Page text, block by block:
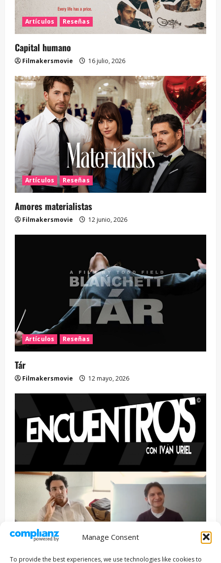
Manage Consent
To provide the best experiences, we use technologies like cookies to
Artículos Reseñas
Capital humano
Filmakersmovie 16 julio, 2026
Artículos Reseñas
Amores materialistas
Filmakersmovie 12 junio, 2026
Artículos Reseñas
Tár
Filmakersmovie 12 mayo, 2026
Entrevista Series